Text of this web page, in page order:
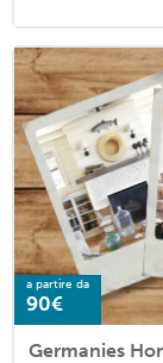
a partire da
90€
Germanies